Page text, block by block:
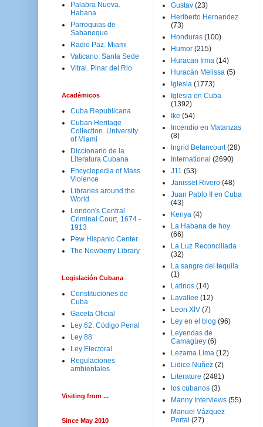
Palabra Nueva.
Habana
Parroquias de
Sabaneque
Radio Paz. Miami
Vaticano. Santa Sede
Vitral. Pinar del Rio
Académicos
Cuba Republicana
Cuban Heritage
Collection. University
of Miami
Diccionario de la
Literatura Cubana
Encyclopedia of Mass
Violence
Libraries around the
World
London's Central
Criminal Court, 1674 -
1913
Pew Hispanic Center
The Newberry Library
Legislación Cubana
Constituciones de
Cuba
Gaceta Oficial
Ley 62. Código Penal
Ley 88
Ley Electoral
Regulaciones
ambientales
Visiting from ...
Since May 2010
Gustav (23)
Heriberto Hernandez
(73)
Honduras (100)
Humor (215)
Huracan Irma (14)
Huracán Melissa (5)
Iglesia (1773)
Iglesia en Cuba
(1392)
Ike (54)
Incendio en Matanzas
(8)
Ingrid Betancourt (28)
International (2690)
J11 (53)
Janisset Rivero (48)
Juan Pablo II en Cuba
(43)
Kenya (4)
La Habana de hoy
(66)
La Luz Reconciliada
(32)
La sangre del tequila
(1)
Latinos (14)
Lavallee (12)
Leon XIV (7)
Ley en el blog (96)
Leyendas de
Camagüey (6)
Lezama Lima (12)
Lidice Nuñez (2)
Literature (2481)
los cubanos (3)
Manny Interviews (55)
Manuel Vázquez
Portal (27)